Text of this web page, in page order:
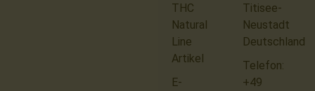
Titisee-
Neustadt
Deutschland
Telefon:
+49
THC
Natural
Line
Artikel
E-